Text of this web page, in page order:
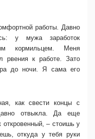
работы. Давно
у мужа заработок
кормильцем. Меня
рвения к работе. Зато
до ночи. Я сама его
как свести концы с
отвыкла. Да еще
– стоишь у
откуда у тебя руки